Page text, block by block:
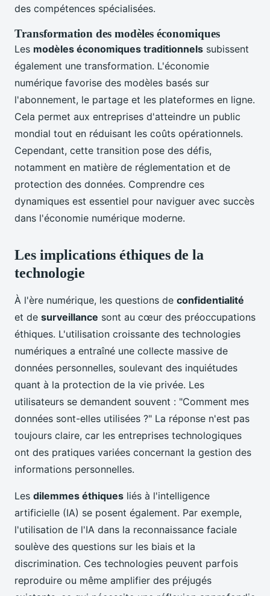
des compétences spécialisées.
Transformation des modèles économiques
Les modèles économiques traditionnels subissent
également une transformation. L'économie
numérique favorise des modèles basés sur
l'abonnement, le partage et les plateformes en ligne.
Cela permet aux entreprises d'atteindre un public
mondial tout en réduisant les coûts opérationnels.
Cependant, cette transition pose des défis,
notamment en matière de réglementation et de
protection des données. Comprendre ces
dynamiques est essentiel pour naviguer avec succès
dans l'économie numérique moderne.
Les implications éthiques de la
technologie
À l'ère numérique, les questions de confidentialité
et de surveillance sont au cœur des préoccupations
éthiques. L'utilisation croissante des technologies
numériques a entraîné une collecte massive de
données personnelles, soulevant des inquiétudes
quant à la protection de la vie privée. Les
utilisateurs se demandent souvent : "Comment mes
données sont-elles utilisées ?" La réponse n'est pas
toujours claire, car les entreprises technologiques
ont des pratiques variées concernant la gestion des
informations personnelles.
Les dilemmes éthiques liés à l'intelligence
artificielle (IA) se posent également. Par exemple,
l'utilisation de l'IA dans la reconnaissance faciale
soulève des questions sur les biais et la
discrimination. Ces technologies peuvent parfois
reproduire ou même amplifier des préjugés